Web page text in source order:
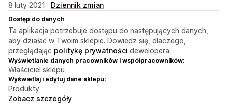
8 luty 2021 · Dziennik zmian
Dostęp do danych
Ta aplikacja potrzebuje dostępu do następujących danych,
aby działać w Twoim sklepie. Dowiedz się, dlaczego,
przeglądając politykę prywatności dewelopera.
Wyświetlanie danych pracowników i współpracowników:
Właściciel sklepu
Wyświetlaj i edytuj dane sklepu:
Produkty
Zobacz szczegóły